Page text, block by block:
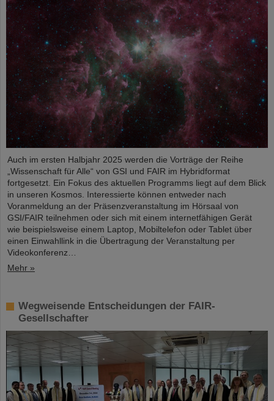
Auch im ersten Halbjahr 2025 werden die Vorträge der Reihe
„Wissenschaft für Alle“ von GSI und FAIR im Hybridformat
fortgesetzt. Ein Fokus des aktuellen Programms liegt auf dem Blick
in unseren Kosmos. Interessierte können entweder nach
Voranmeldung an der Präsenzveranstaltung im Hörsaal von
GSI/FAIR teilnehmen oder sich mit einem internetfähigen Gerät
wie beispielsweise einem Laptop, Mobiltelefon oder Tablet über
einen Einwahllink in die Übertragung der Veranstaltung per
Videokonferenz…
Mehr »
Wegweisende Entscheidungen der FAIR-
Gesellschafter